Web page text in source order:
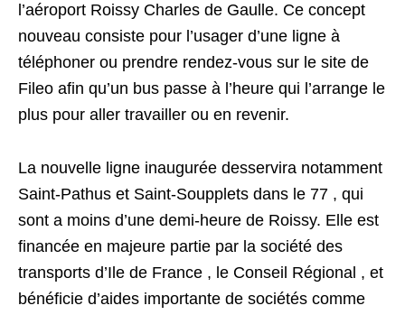
l’aéroport Roissy Charles de Gaulle. Ce concept
nouveau consiste pour l’usager d’une ligne à
téléphoner ou prendre rendez-vous sur le site de
Fileo afin qu’un bus passe à l’heure qui l’arrange le
plus pour aller travailler ou en revenir.
La nouvelle ligne inaugurée desservira notamment
Saint-Pathus et Saint-Soupplets dans le 77 , qui
sont a moins d’une demi-heure de Roissy. Elle est
financée en majeure partie par la société des
transports d’Ile de France , le Conseil Régional , et
bénéficie d’aides importante de sociétés comme